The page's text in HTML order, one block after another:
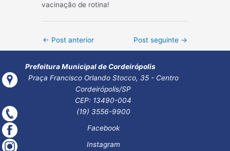
vacinação de rotina!
Post
← Post anterior Post seguinte →
Prefeitura Municipal de Cordeirópolis
Praça Francisco Orlando Stocco, 35 - Centro
Cordeirópolis/SP
CEP: 13490-004
(19) 3556-9900
Facebook
Instagram